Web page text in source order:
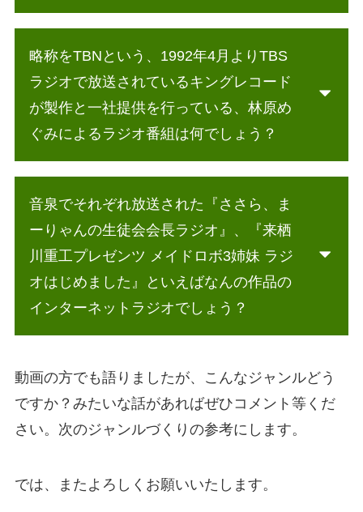
略称をTBNという、1992年4月よりTBS
ラジオで放送されているキングレコード
が製作と一社提供を行っている、林原め
ぐみによるラジオ番組は何でしょう？
音泉でそれぞれ放送された『ささら、ま
ーりゃんの生徒会会長ラジオ』、『来栖
川重工プレゼンツ メイドロボ3姉妹 ラジ
オはじめました』といえばなんの作品の
インターネットラジオでしょう？
動画の方でも語りましたが、こんなジャンルどう
ですか？みたいな話があればぜひコメント等くだ
さい。次のジャンルづくりの参考にします。
では、またよろしくお願いいたします。